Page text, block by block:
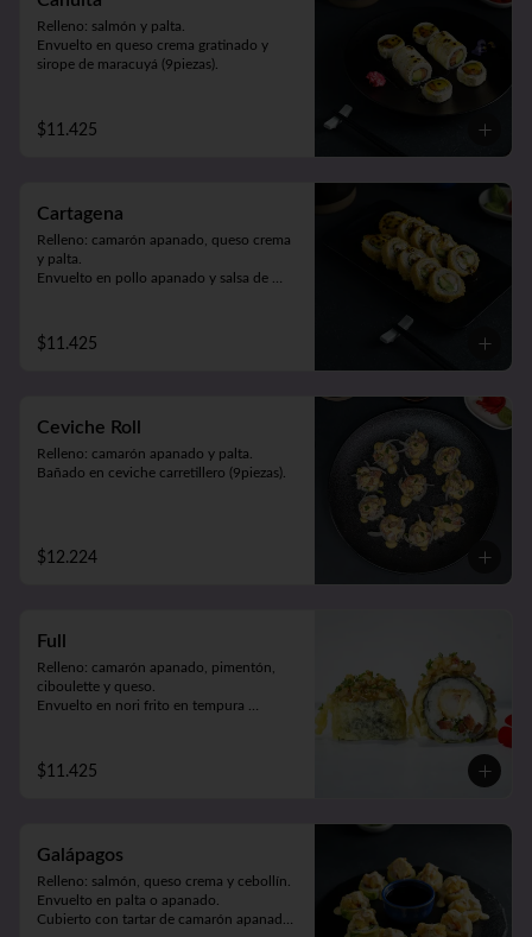
Relleno: salmón y palta.
Envuelto en queso crema gratinado y
sirope de maracuyá (9piezas).
$11.425
Cartagena
Relleno: camarón apanado, queso crema
y palta.
Envuelto en pollo apanado y salsa de
$11.425
Ceviche Roll
Relleno: camarón apanado y palta.
Bañado en ceviche carretillero (9piezas).
$12.224
Full
Relleno: camarón apanado, pimentón,
ciboulette y queso.
Envuelto en nori frito en tempura
$11.425
Galápagos
Relleno: salmón, queso crema y cebollín.
Envuelto en palta o apanado.
Cubierto con tartar de camarón apanado